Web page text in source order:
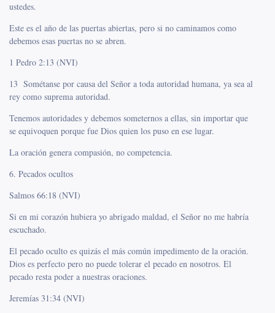
ustedes.
Este es el año de las puertas abiertas, pero si no caminamos como
debemos esas puertas no se abren.
1 Pedro 2:13 (NVI)
13 Sométanse por causa del Señor a toda autoridad humana, ya sea al
rey como suprema autoridad.
Tenemos autoridades y debemos someternos a ellas, sin importar que
se equivoquen porque fue Dios quien los puso en ese lugar.
La oración genera compasión, no competencia.
6. Pecados ocultos
Salmos 66:18 (NVI)
Si en mi corazón hubiera yo abrigado maldad, el Señor no me habría
escuchado.
El pecado oculto es quizás el más común impedimento de la oración.
Dios es perfecto pero no puede tolerar el pecado en nosotros. El
pecado resta poder a nuestras oraciones.
Jeremías 31:34 (NVI)